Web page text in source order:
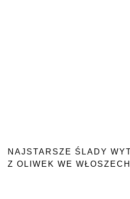
NAJSTARSZE ŚLADY
Z OLIWEK WE WŁOSZECH